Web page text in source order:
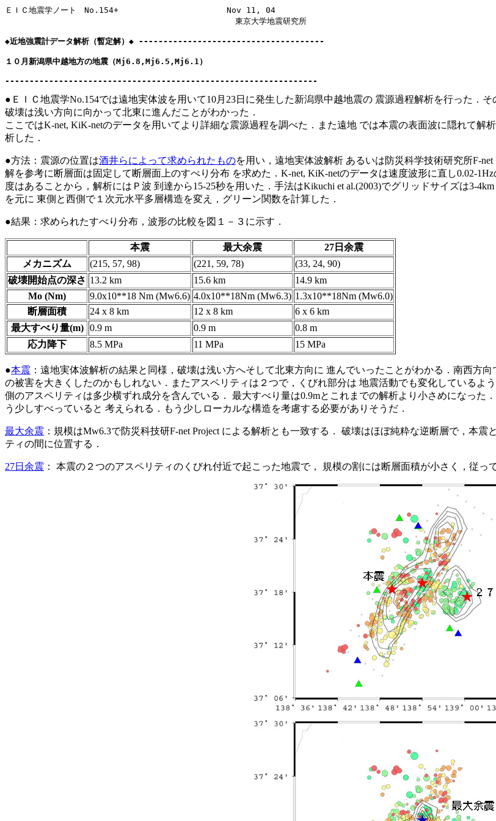
ＥＩＣ地震学ノート　No.154+　　　　　　　　　　　　　 Nov 11, 04
東京大学地震研究所
◆近地強震計データ解析（暫定解）◆ --------------------------------------
１０月新潟県中越地方の地震（Mj6.8,Mj6.5,Mj6.1）
●ＥＩＣ地震学No.154では遠地実体波を用いて10月23日に発生した新潟県中越地震の 震源過程解析を行った．
破壊は浅い方向に向かって北東に進んだことがわかった．
ここではK-net, KiK-netのデータを用いてより詳細な震源過程を調べた．また遠地 では本震の表面波に隠れて解
析した．
●方法：震源の位置は酒井らによって求められたものを用い，遠地実体波解析 あるいは防災科学技術研究所F-
解を参考に断層面は固定して断層面上のすべり分布 を求めた．K-net, KiK-netのデータは速度波形に直し0.02-
度はあることから，解析にはＰ波 到達から15-25秒を用いた．手法はKikuchi et al.(2003)でグリッドサイズは3-
を元に 東側と西側で１次元水平多層構造を変え，グリーン関数を計算した．
●結果：求められたすべり分布，波形の比較を図１－３に示す．
本震 最大余震
27日余震
メカニズム
(215, 57, 98) (221, 59, 78)
(33, 24, 90)
破壊開始点の深さ 13.2 km 15.6 km
14.9 km
Mo (Nm)
9.0x10**18 Nm (Mw6.6) 4.0x10**18Nm (Mw6.3) 1.3x10**18Nm (Mw6.0)
断層面積
24 x 8 km 12 x 8 km
6 x 6 km
最大すべり量(m)
0.9 m 0.9 m
0.8 m
応力降下
8.5 MPa 11 MPa 15 MPa
●本震 ：遠地実体波解析の結果と同様，破壊は浅い方へそして北東方向に 進んでいったことがわかる．南西方
の被害を大きくしたのかもしれない．またアスペリティは２つで，くびれ部分は 地震活動でも変化しているよ
側のアスペリティは多少横ずれ成分を含んでいる． 最大すべり量は0.9mとこれまでの解析より小さめになった
う少しすべっていると 考えられる．もう少しローカルな構造を考慮する必要がありそうだ．
最大余震 ：規模はMw6.3で防災科技研F-net Project による解析とも一致する． 破壊はほぼ純粋な逆断層で，本
ティの間に位置する．
27日余震 ： 本震の２つのアスペリティのくびれ付近で起こった地震で， 規模の割には断層面積が小さく，従っ